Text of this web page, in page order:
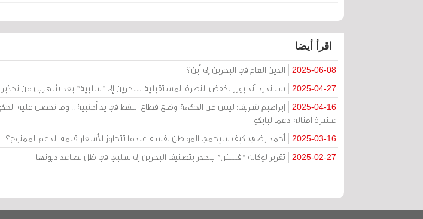
اقرأ أيضا
2025-06-08 الدين العام في البحرين إلى أين؟
2025-04-27 ستاندرد آند بورز تخفض النظرة المستقبلية للبحرين إلى "سلبية" بعد شهرين من
2025-04-16
إبراهيم شريف: ليس من الحكمة وضع قطاع النفط في يد أجنبية .. وما تحصل عليه
عشرة أمثاله دعما لبابكو
2025-03-16 أحمد رضي: كيف سيحمي المواطن نفسه عندما تتجاوز الأسعار قيمة الدعم الممنوح؟
2025-02-27 تقرير لوكالة "فيتش" ينحدر بتصنيف البحرين إلى سلبي في ظل تصاعد ديونها